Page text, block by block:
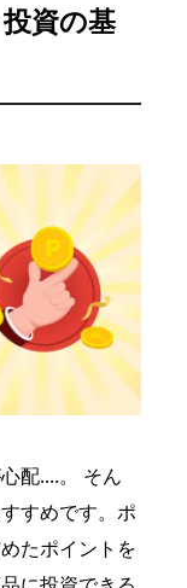
資の基
配....。 そん
すめです。ポ
たポイントを